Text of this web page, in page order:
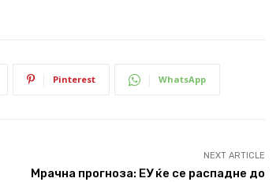
Pinterest WhatsApp
NEXT ARTICLE
Мрачна прогноза: ЕУ ќе се распадне до